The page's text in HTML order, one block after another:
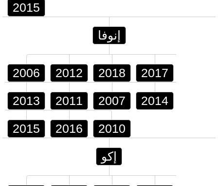
2015
إنوفا
2006 2012 2018 2017
2013 2011 2007 2014
2015 2016 2010
إكو